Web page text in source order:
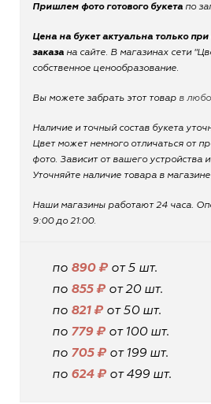
Пришлем фото готового букета по
Цена на букет актуальна только
заказа на сайте. В магазинах сети
собственное ценообразование.
Вы можете забрать этот товар в
Наличие и точный состав букета
Цвет может немного отличаться от
фото. Зависит от вашего устройства
Уточняйте наличие товара в
Наши магазины работают 24 часа.
9:00 до 21:00.
по 890 ₽ от 5 шт.
по 855 ₽ от 20 шт.
по 821 ₽ от 50 шт.
по 779 ₽ от 100 шт.
по 705 ₽ от 199 шт.
по 624 ₽ от 499 шт.